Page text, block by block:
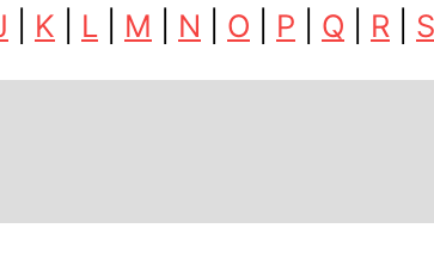
K L M N O P Q R S